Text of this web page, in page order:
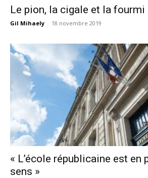
Le pion, la cigale et la fourmi
Gil Mihaely - 18 novembre 2019
« L’école républicaine est en
sens »